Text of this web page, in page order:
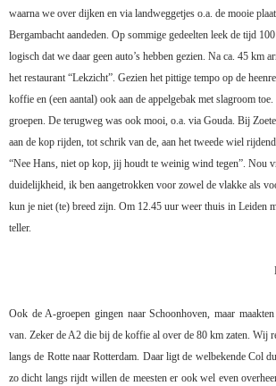
waarna we over dijken en via landweggetjes o.a. de mooie
Bergambacht aandeden. Op sommige gedeelten leek de tijd
logisch dat we daar geen auto’s hebben gezien. Na ca. 45 km
het restaurant “Lekzicht”. Gezien het pittige tempo op de
koffie en (een aantal) ook aan de appelgebak met slagroom
groepen. De terugweg was ook mooi, o.a. via Gouda. Bij
aan de kop rijden, tot schrik van de, aan het tweede wiel
“Nee Hans, niet op kop, jij houdt te weinig wind tegen”. Nou
duidelijkheid, ik ben aangetrokken voor zowel de vlakke als
kun je niet (te) breed zijn. Om 12.45 uur weer thuis in Leiden
teller.
Ook de A-groepen gingen naar Schoonhoven, maar
van. Zeker de A2 die bij de koffie al over de 80 km zaten. Wij
langs de Rotte naar Rotterdam. Daar ligt de welbekende Col
zo dicht langs rijdt willen de meesten er ook wel even